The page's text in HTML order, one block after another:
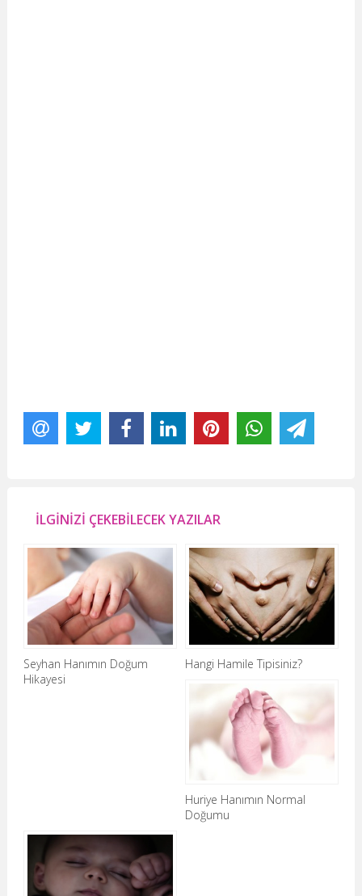
İLGİNİZİ ÇEKEBİLECEK YAZILAR
Seyhan Hanımın Doğum
Hikayesi
Hangi Hamile Tipisiniz?
Huriye Hanımın Normal
Doğumu